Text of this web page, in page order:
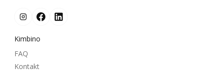
Kimbino
FAQ
Kontakt